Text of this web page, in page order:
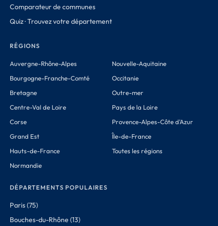
Comparateur de communes
Quiz · Trouvez votre département
RÉGIONS
Auvergne-Rhône-Alpes
Bourgogne-Franche-Comté
Bretagne
Centre-Val de Loire
Corse
Grand Est
Hauts-de-France
Normandie
Nouvelle-Aquitaine
Occitanie
Outre-mer
Pays de la Loire
Provence-Alpes-Côte d'Azur
Île-de-France
Toutes les régions
DÉPARTEMENTS POPULAIRES
Paris (75)
Bouches-du-Rhône (13)